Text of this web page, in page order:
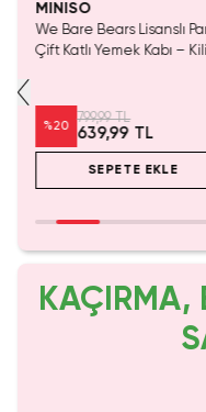
MINISO
We Bare Bears Lisanslı
Çift Katlı Yemek Kabı –
%20
799,99 TL
639,99 TL
SEPETE EKLE
KAÇIRMA,